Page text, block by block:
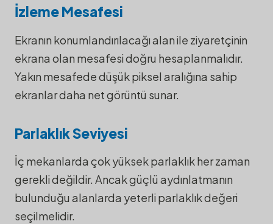
İzleme Mesafesi
Ekranın konumlandırılacağı alan ile ziyaretçinin
ekrana olan mesafesi doğru hesaplanmalıdır.
Yakın mesafede düşük piksel aralığına sahip
ekranlar daha net görüntü sunar.
Parlaklık Seviyesi
İç mekanlarda çok yüksek parlaklık her zaman
gerekli değildir. Ancak güçlü aydınlatmanın
bulunduğu alanlarda yeterli parlaklık değeri
seçilmelidir.